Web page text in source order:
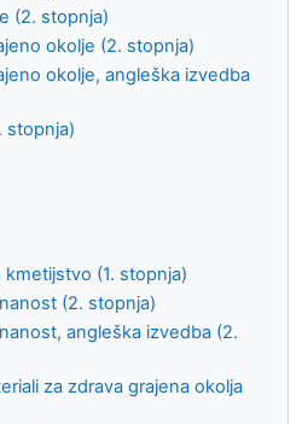
(2. stopnja)
okolje (2. stopnja)
okolje, angleška izvedba
stopnja)
(1. stopnja)
(2. stopnja)
angleška izvedba (2.
za zdrava grajena okolja